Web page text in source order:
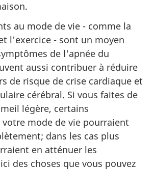
au mode de vie - comme la
l'exercice - sont un moyen
de l'apnée du
aussi contribuer à réduire
de risque de crise cardiaque et
cérébral. Si vous faites de
légère, certains
mode de vie pourraient
dans les cas plus
en atténuer les
des choses que vous pouvez